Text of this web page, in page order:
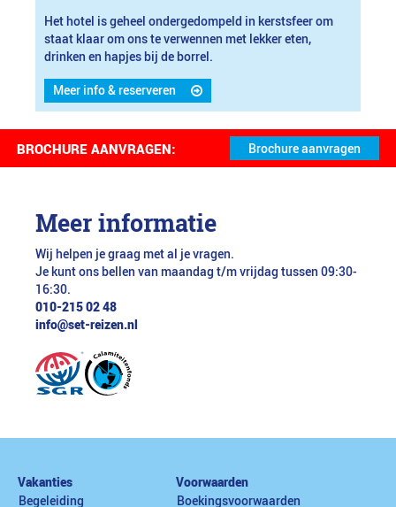
Het hotel is geheel ondergedompeld in kerstsfeer om
staat klaar om ons te verwennen met lekker eten,
drinken en hapjes bij de borrel.
Meer info & reserveren
BROCHURE AANVRAGEN:
Meer informatie
Wij helpen je graag met al je vragen.
Je kunt ons bellen van maandag t/m vrijdag tussen 09:30-
16:30.
010-215 02 48
info@set-reizen.nl
Vakanties
Begeleiding
Voorwaarden
Boekingsvoorwaarden